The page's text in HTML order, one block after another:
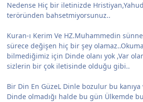
Nedense Hiç bir iletinizde
teröründen bahsetmiyorsunuz..
Kuran-ı Kerim Ve HZ.Muhammedin
sürece değişen hiç bir şey
bilmediğimiz için Dinde olanı yok ,Var
sizlerin bir çok iletisinde olduğu gibi..
Bir Din En GüzeL Dinle bozulur bu
Dinde olmadığı halde bu gün Ülkemde